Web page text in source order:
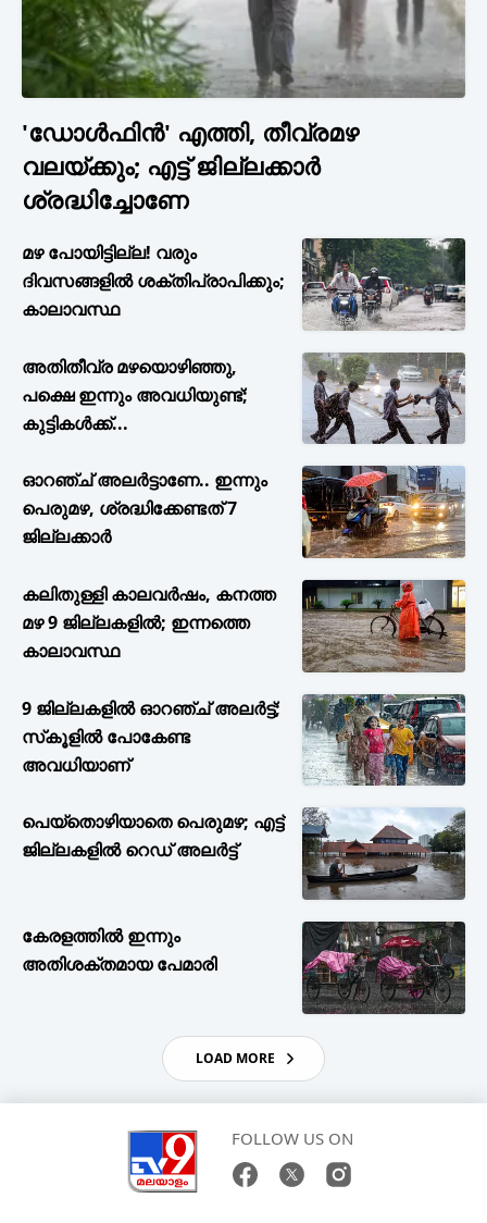
'ഡോൾഫിൻ' എത്തി, തീവ്രമഴ
വലയ്ക്കും; എട്ട് ജില്ലക്കാർ
ശ്രദ്ധിച്ചോണേ
മഴ പോയിട്ടില്ല! വരും
ദിവസങ്ങളിൽ ശക്തിപ്രാപിക്കും;
കാലാവസ്ഥ
അതിതീവ്ര മഴയൊഴിഞ്ഞു,
പക്ഷെ ഇന്നും അവധിയുണ്ട്;
കുട്ടികള്‍ക്ക്...
ഓറഞ്ച് അലർട്ടാണേ.. ഇന്നും
പെരുമഴ, ശ്രദ്ധിക്കേണ്ടത് 7
ജില്ലക്കാർ
കലിതുള്ളി കാലവർഷം, കനത്ത
മഴ 9 ജില്ലകളിൽ; ഇന്നത്തെ
കാലാവസ്ഥ
9 ജില്ലകളില്‍ ഓറഞ്ച് അലര്‍ട്ട്;
സ്‌കൂളില്‍ പോകേണ്ട
അവധിയാണ്‌
പെയ്തൊഴിയാതെ പെരുമഴ; എട്ട്
ജില്ലകളില്‍ റെഡ് അലര്‍ട്ട്‌
കേരളത്തില്‍ ഇന്നും
അതിശക്തമായ പേമാരി
LOAD MORE
FOLLOW US ON